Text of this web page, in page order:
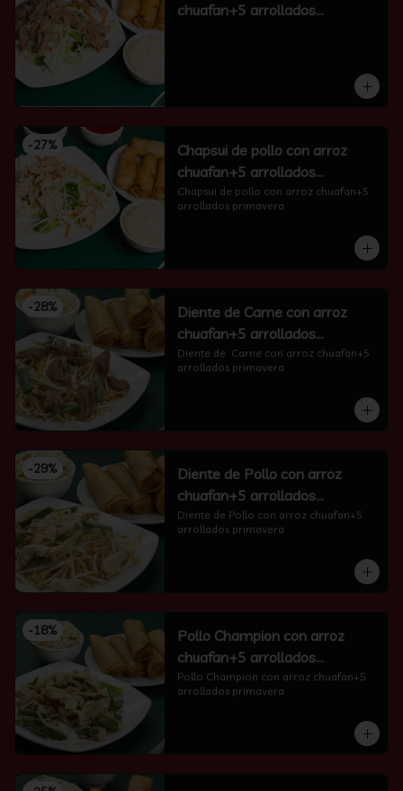
chuafan+5 arrollados
-27%
Chapsui de pollo con arroz
chuafan+5 arrollados
primavera
Chapsui de pollo con arroz chuafan+5
arrollados primavera
-28%
Diente de Carne con arroz
chuafan+5 arrollados
primavera
Diente de  Carne con arroz chuafan+5
arrollados primavera
-29%
Diente de Pollo con arroz
chuafan+5 arrollados
primavera
Diente de Pollo con arroz chuafan+5
arrollados primavera
-18%
Pollo Champion con arroz
chuafan+5 arrollados
primavera
Pollo Champion con arroz chuafan+5
arrollados primavera